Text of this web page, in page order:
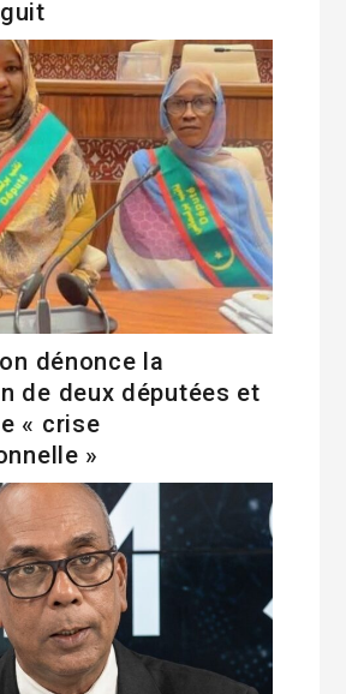
dénonce la
de deux députées et
« crise
»